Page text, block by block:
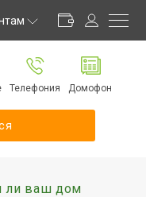
кабинет
оплаты
связь
Телефония Домофон
ли ваш дом